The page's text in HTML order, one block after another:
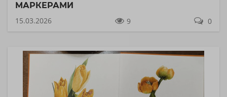
МАРКЕРАМИ
15.03.2026
9 0